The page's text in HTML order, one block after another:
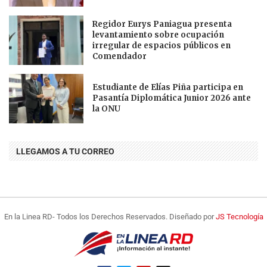
Regidor Eurys Paniagua presenta
levantamiento sobre ocupación
irregular de espacios públicos en
Comendador
Estudiante de Elías Piña participa en
Pasantía Diplomática Junior 2026 ante
la ONU
LLEGAMOS A TU CORREO
En la Linea RD- Todos los Derechos Reservados. Diseñado porJS Tecnología